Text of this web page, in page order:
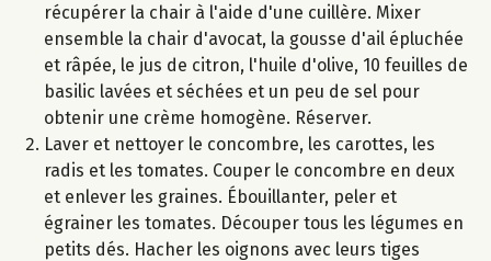
récupérer la chair à l'aide d'une cuillère. Mixer
ensemble la chair d'avocat, la gousse d'ail épluchée
et râpée, le jus de citron, l'huile d'olive, 10 feuilles de
basilic lavées et séchées et un peu de sel pour
obtenir une crème homogène. Réserver.
Laver et nettoyer le concombre, les carottes, les
radis et les tomates. Couper le concombre en deux
et enlever les graines. Ébouillanter, peler et
égrainer les tomates. Découper tous les légumes en
petits dés. Hacher les oignons avec leurs tiges